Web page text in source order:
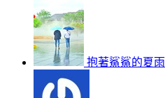
抱著鯊鯊的夏雨